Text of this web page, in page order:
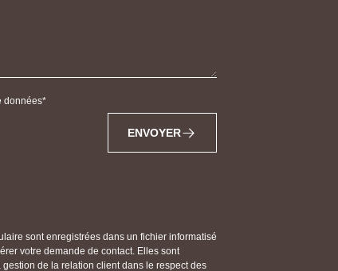
données
ENVOYER
sont enregistrées dans un fichier informatisé
votre demande de contact. Elles sont
de la relation client dans le respect des